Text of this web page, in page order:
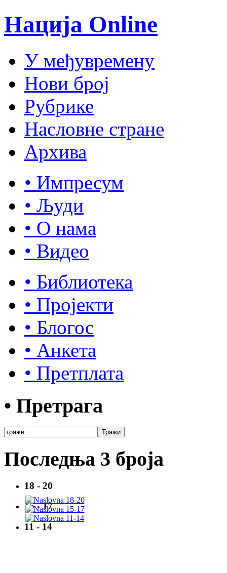
Нација Online
У међувремену
Нови број
Рубрике
Насловне стране
Архива
• Импресум
• Људи
• О нама
• Видео
• Библиотека
• Пројекти
• Блогос
• Анкета
• Претплата
• Претрага
Последња 3 броја
18 - 20
15 - 17
11 - 14